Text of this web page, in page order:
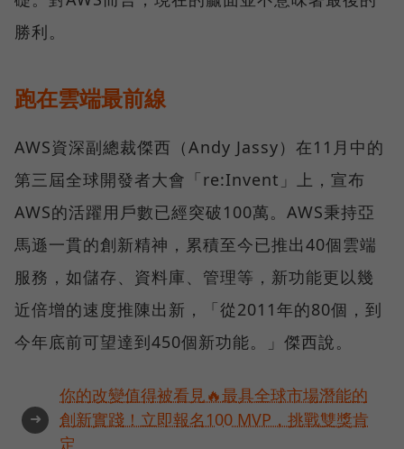
勝利。
跑在雲端最前線
AWS資深副總裁傑西（Andy Jassy）在11月中的
第三屆全球開發者大會「re:Invent」上，宣布
AWS的活躍用戶數已經突破100萬。AWS秉持亞
馬遜一貫的創新精神，累積至今已推出40個雲端
服務，如儲存、資料庫、管理等，新功能更以幾
近倍增的速度推陳出新，「從2011年的80個，到
今年底前可望達到450個新功能。」傑西說。
➜
你的改變值得被看見🔥最具全球市場潛能的
創新實踐！立即報名100 MVP，挑戰雙獎肯
定